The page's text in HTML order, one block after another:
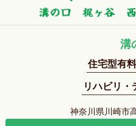
溝
住宅型有
リハビリ・
神奈川県川崎市